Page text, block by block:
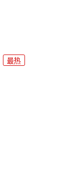
最热